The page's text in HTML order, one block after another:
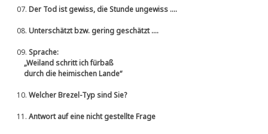
07.Der Tod ist gewiss, die Stunde ungewiss ....
08.Unterschätzt bzw. gering geschätzt ....
09.Sprache:
„Weiland schritt ich fürbaß
durch die heimischen Lande“
10.Welcher Brezel-Typ sind Sie?
11.Antwort auf eine nicht gestellte Frage